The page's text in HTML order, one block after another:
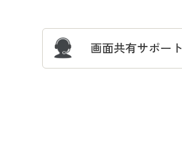
画面共有サポート